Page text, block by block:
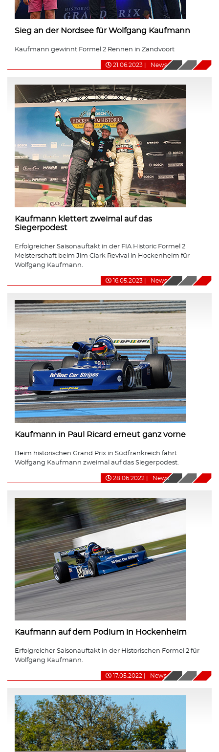
Sieg an der Nordsee für Wolfgang Kaufmann
Kaufmann gewinnt Formel 2 Rennen in Zandvoort
21.06.2023 News
Kaufmann klettert zweimal auf das
Siegerpodest
Erfolgreicher Saisonauftakt in der FIA Historic Formel 2
Meisterschaft beim Jim Clark Revival in Hockenheim für
Wolfgang Kaufmann.
16.05.2023 News
Kaufmann in Paul Ricard erneut ganz vorne
Beim historischen Grand Prix in Südfrankreich fährt
Wolfgang Kaufmann zweimal auf das Siegerpodest.
28.06.2022 News
Kaufmann auf dem Podium in Hockenheim
Erfolgreicher Saisonauftakt in der Historischen Formel 2 für
Wolfgang Kaufmann.
17.05.2022 News